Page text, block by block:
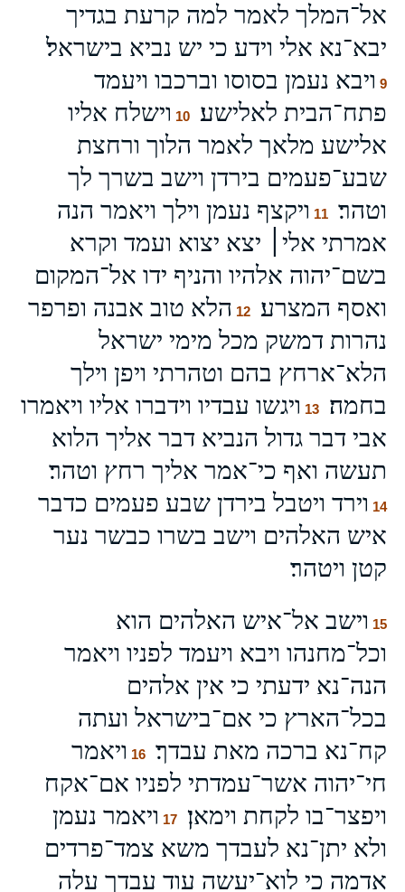
אל־המלך לאמר למה קרעת בגדיך
יבא־נא אלי וידע כי יש נביא בישראל׃
9 ויבא נעמן בסוסו וברכבו ויעמד
פתח־הבית לאלישע׃
10 וישלח אליו
אלישע מלאך לאמר הלוך ורחצת
שבע־פעמים בירדן וישב בשרך לך
וטהר׃
11 ויקצף נעמן וילך ויאמר הנה
אמרתי אלי׀ יצא יצוא ועמד וקרא
בשם־יהוה אלהיו והניף ידו אל־המקום
ואסף המצרע׃
12 הלא טוב אבנה ופרפר
נהרות דמשק מכל מימי ישראל
הלא־ארחץ בהם וטהרתי ויפן וילך
בחמה׃
13 ויגשו עבדיו וידברו אליו ויאמרו
אבי דבר גדול הנביא דבר אליך הלוא
תעשה ואף כי־אמר אליך רחץ וטהר׃
14 וירד ויטבל בירדן שבע פעמים כדבר
איש האלהים וישב בשרו כבשר נער
קטן ויטהר׃
15 וישב אל־איש האלהים הוא
וכל־מחנהו ויבא ויעמד לפניו ויאמר
הנה־נא ידעתי כי אין אלהים
בכל־הארץ כי אם־בישראל ועתה
קח־נא ברכה מאת עבדך׃
16 ויאמר
חי־יהוה אשר־עמדתי לפניו אם־אקח
ויפצר־בו לקחת וימאן׃
17 ויאמר נעמן
ולא יתן־נא לעבדך משא צמד־פרדים
אדמה כי לוא־יעשה עוד עבדך עלה